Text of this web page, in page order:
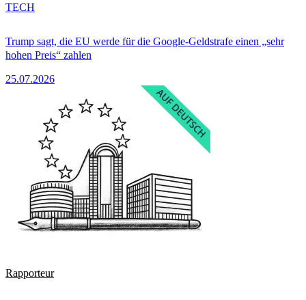
Trump sagt, die EU werde für die Google-Geldstrafe einen „sehr
hohen Preis“ zahlen
25.07.2026
TECH
Rapporteur